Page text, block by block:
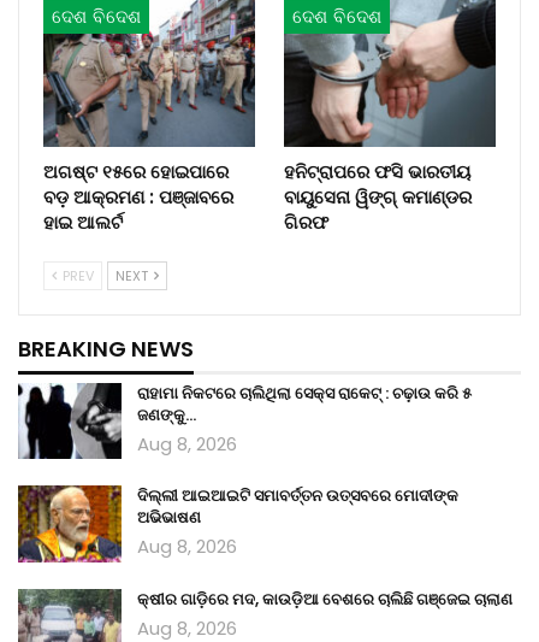
ଦେଶ ବିଦେଶ
ଅଗଷ୍ଟ ୧୫ରେ ହୋଇପାରେ
ବଡ଼ ଆକ୍ରମଣ : ପଞ୍ଜାବରେ
ହାଇ ଆଲର୍ଟ
ଦେଶ ବିଦେଶ
ହନିଟ୍ରାପରେ ଫସି ଭାରତୀୟ
ବାୟୁସେନା ୱିଙ୍ଗ୍ କମାଣ୍ଡର
ଗିରଫ
PREV NEXT
BREAKING NEWS
ରାହାମା ନିକଟରେ ଚାଲିଥିଲା ସେକ୍ସ ରାକେଟ୍ : ଚଢ଼ାଉ କରି ୫
ଜଣଙ୍କୁ…
Aug 8, 2026
ଦିଲ୍ଲୀ ଆଇଆଇଟି ସମାବର୍ତ୍ତନ ଉତ୍ସବରେ ମୋଦୀଙ୍କ
ଅଭିଭାଷଣ
Aug 8, 2026
କ୍ଷୀର ଗାଡ଼ିରେ ମଦ, କାଉଡ଼ିଆ ବେଶରେ ଚାଲିଛି ଗଞ୍ଜେଇ ଚାଲାଣ
Aug 8, 2026